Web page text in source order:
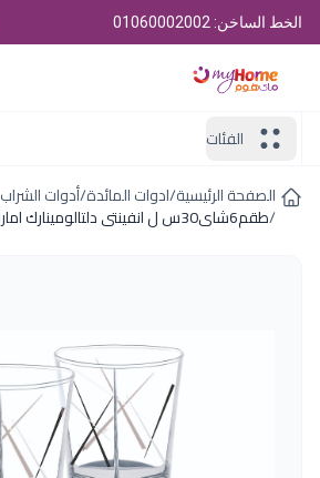
الخط الساخن: 01060002002
الفئات
الصفحة الرئيسية/ادوات المائدة/أدوات الشراب
/طقم6شاى30س ل انفينتى دلتالومينارك امارات